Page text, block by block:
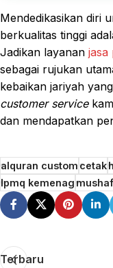
Mendedikasikan diri
berkualitas tinggi
Jadikan layanan jasa
sebagai rujukan
kebaikan jariyah
customer service
dan mendapatkan
alquran customcetak
lpmq kemenag
Terbaru